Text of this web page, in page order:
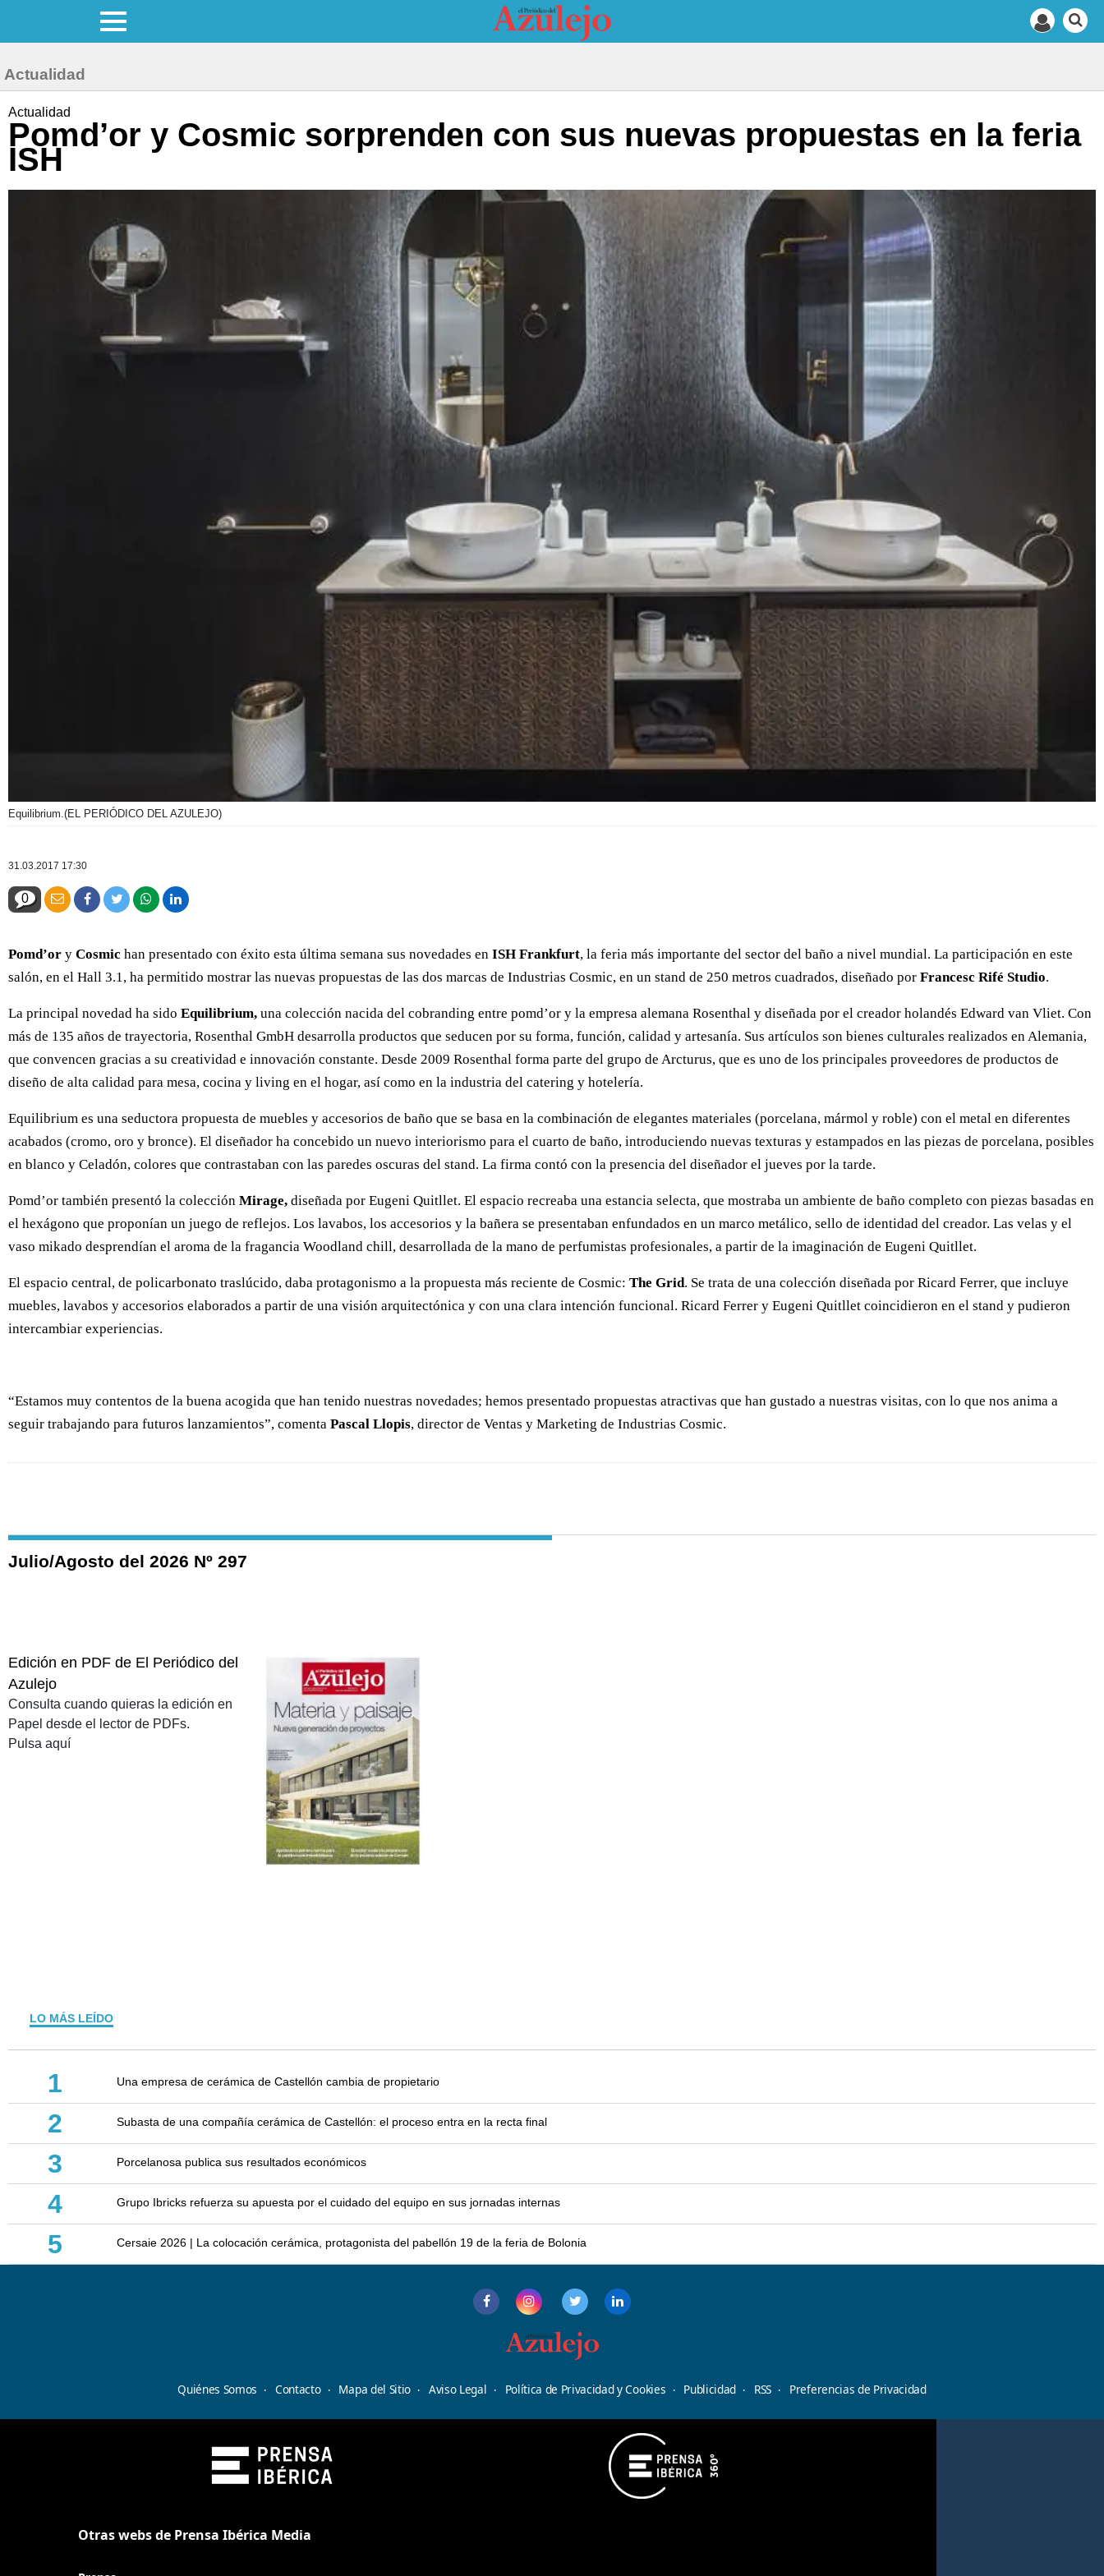
Actualidad
Actualidad
Pomd’or y Cosmic sorprenden con sus nuevas propuestas en la feria
ISH
Equilibrium.(EL PERIÓDICO DEL AZULEJO)
31.03.2017 17:30
0
Pomd’or y Cosmic han presentado con éxito esta última semana sus novedades en ISH Frankfurt, la feria más importante del sector del baño a nivel mundial. La participación en este
salón, en el Hall 3.1, ha permitido mostrar las nuevas propuestas de las dos marcas de Industrias Cosmic, en un stand de 250 metros cuadrados, diseñado por Francesc Rifé Studio.
La principal novedad ha sido Equilibrium, una colección nacida del cobranding entre pomd’or y la empresa alemana Rosenthal y diseñada por el creador holandés Edward van Vliet. Con
más de 135 años de trayectoria, Rosenthal GmbH desarrolla productos que seducen por su forma, función, calidad y artesanía. Sus artículos son bienes culturales realizados en Alemania,
que convencen gracias a su creatividad e innovación constante. Desde 2009 Rosenthal forma parte del grupo de Arcturus, que es uno de los principales proveedores de productos de
diseño de alta calidad para mesa, cocina y living en el hogar, así como en la industria del catering y hotelería.
Equilibrium es una seductora propuesta de muebles y accesorios de baño que se basa en la combinación de elegantes materiales (porcelana, mármol y roble) con el metal en diferentes
acabados (cromo, oro y bronce). El diseñador ha concebido un nuevo interiorismo para el cuarto de baño, introduciendo nuevas texturas y estampados en las piezas de porcelana, posibles
en blanco y Celadón, colores que contrastaban con las paredes oscuras del stand. La firma contó con la presencia del diseñador el jueves por la tarde.
Pomd’or también presentó la colección Mirage, diseñada por Eugeni Quitllet. El espacio recreaba una estancia selecta, que mostraba un ambiente de baño completo con piezas basadas en
el hexágono que proponían un juego de reflejos. Los lavabos, los accesorios y la bañera se presentaban enfundados en un marco metálico, sello de identidad del creador. Las velas y el
vaso mikado desprendían el aroma de la fragancia Woodland chill, desarrollada de la mano de perfumistas profesionales, a partir de la imaginación de Eugeni Quitllet.
El espacio central, de policarbonato traslúcido, daba protagonismo a la propuesta más reciente de Cosmic: The Grid. Se trata de una colección diseñada por Ricard Ferrer, que incluye
muebles, lavabos y accesorios elaborados a partir de una visión arquitectónica y con una clara intención funcional. Ricard Ferrer y Eugeni Quitllet coincidieron en el stand y pudieron
intercambiar experiencias.
“Estamos muy contentos de la buena acogida que han tenido nuestras novedades; hemos presentado propuestas atractivas que han gustado a nuestras visitas, con lo que nos anima a
seguir trabajando para futuros lanzamientos”, comenta Pascal Llopis, director de Ventas y Marketing de Industrias Cosmic.
Julio/Agosto del 2026 Nº 297
Edición en PDF de El Periódico del
Azulejo
Consulta cuando quieras la edición en
Papel desde el lector de PDFs.
Pulsa aquí
LO MÁS LEÍDO
1 Una empresa de cerámica de Castellón cambia de propietario
2 Subasta de una compañía cerámica de Castellón: el proceso entra en la recta final
3 Porcelanosa publica sus resultados económicos
4 Grupo Ibricks refuerza su apuesta por el cuidado del equipo en sus jornadas internas
5 Cersaie 2026 | La colocación cerámica, protagonista del pabellón 19 de la feria de Bolonia
Quiénes Somos Contacto Mapa del Sitio Aviso Legal Política de Privacidad y Cookies Publicidad RSS Preferencias de Privacidad
Otras webs de Prensa Ibérica Media